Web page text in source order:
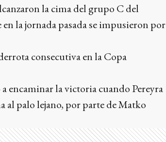
la cima del grupo C del
la jornada pasada se impusieron por
consecutiva en la Copa
encaminar la victoria cuando Pereyra
al palo lejano, por parte de Matko